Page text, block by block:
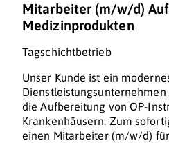
Mitarbeiter (m/w/d)
Medizinprodukten
Tagschichtbetrieb
Unser Kunde ist ein
die Aufbereitung von OP-
Krankenhäusern. Zum
einen Mitarbeiter (m/w/d)